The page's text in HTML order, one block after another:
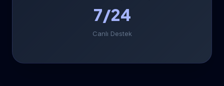
7/24
Canlı Destek